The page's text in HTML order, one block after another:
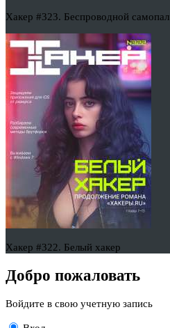
Хакер #323. Беспроводной самопал
Хакер #322. Белый хакер
Добро пожаловать
Войдите в свою учетную запись